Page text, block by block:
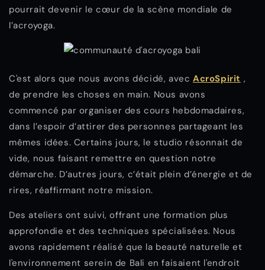
pourrait devenir le cœur de la scène mondiale de
l’acroyoga.
C'est alors que nous avons décidé, avec AcroSpirit ,
de prendre les choses en main. Nous avons
commencé par organiser des cours hebdomadaires,
dans l’espoir d’attirer des personnes partageant les
mêmes idées. Certains jours, le studio résonnait de
vide, nous faisant remettre en question notre
démarche. D’autres jours, c’était plein d’énergie et de
rires, réaffirmant notre mission.
Des ateliers ont suivi, offrant une formation plus
approfondie et des techniques spécialisées. Nous
avons rapidement réalisé que la beauté naturelle et
l'environnement serein de Bali en faisaient l'endroit